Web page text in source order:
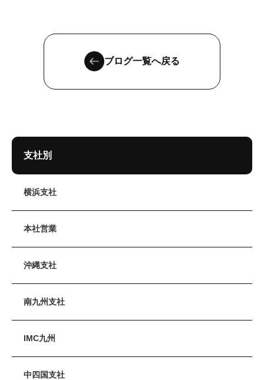
ブログ一覧へ戻る
支社別
横浜支社
本社営業
沖縄支社
南九州支社
IMC九州
中四国支社